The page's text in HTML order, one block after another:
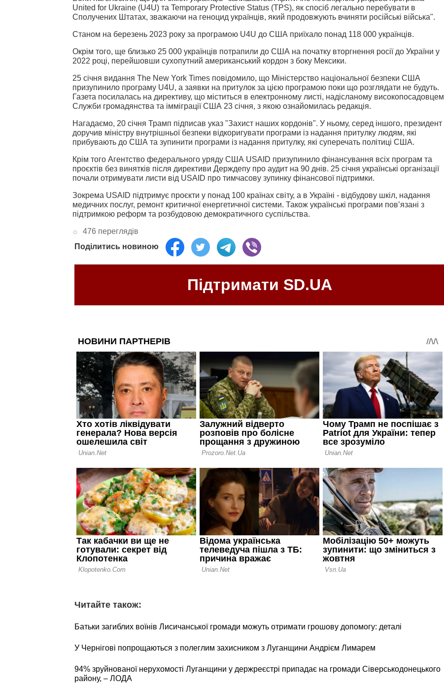
United for Ukraine (U4U) та Temporary Protective Status (TPS), як спосіб легально перебувати в
Сполучених Штатах, зважаючи на геноцид українців, який продовжують вчиняти російські війська".
Станом на березень 2023 року за програмою U4U до США приїхало понад 118 000 українців.
Окрім того, ще близько 25 000 українців потрапили до США на початку вторгнення росії до України у
2022 році, перейшовши сухопутний американський кордон з боку Мексики.
25 січня видання The New York Times повідомило, що Міністерство національної безпеки США
призупинило програму U4U, а заявки на притулок за цією програмою поки що розглядати не будуть.
Газета посилалась на директиву, що міститься в електронному листі, надісланому високопосадовцем
Служби громадянства та імміграції США 23 січня, з якою ознайомилась редакція.
Нагадаємо, 20 січня Трамп підписав указ "Захист наших кордонів". У ньому, серед іншого, президент
доручив міністру внутрішньої безпеки відкоригувати програми із надання притулку людям, які
прибувають до США та зупинити програми із надання притулку, які суперечать політиці США.
Крім того Агентство федерального уряду США USAID призупинило фінансування всіх програм та
проєктів без винятків після директиви Держдепу про аудит на 90 днів. 25 січня українські організації
почали отримувати листи від USAID про тимчасову зупинку фінансової підтримки.
Зокрема USAID підтримує проєкти у понад 100 країнах світу, а в Україні - відбудову шкіл, надання
медичних послуг, ремонт критичної енергетичної системи. Також українські програми повʼязані з
підтримкою реформ та розбудовою демократичного суспільства.
476 переглядів
Поділитись новиною
Підтримати SD.UA
Читайте також:
Батьки загиблих воїнів Лисичанської громади можуть отримати грошову допомогу: деталі
У Чернігові попрощаються з полеглим захисником з Луганщини Андрієм Лимарем
94% зруйнованої нерухомості Луганщини у держреєстрі припадає на громади Сіверськодонецького
району, – ЛОДА